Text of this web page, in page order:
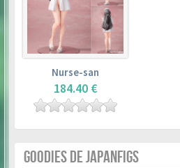
Nurse-san
184.40 €
GOODIES DE JAPANFIGS